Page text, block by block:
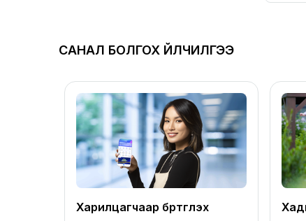
САНАЛ БОЛГОХ ҮЙЛЧИЛГЭЭ
Харилцагчаар бүртгүүлэх